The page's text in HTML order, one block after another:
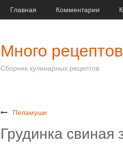
Главная Комментарии
Много рецептов
Сборник кулинарных рецептов
Пеламуши
Грудинка свиная